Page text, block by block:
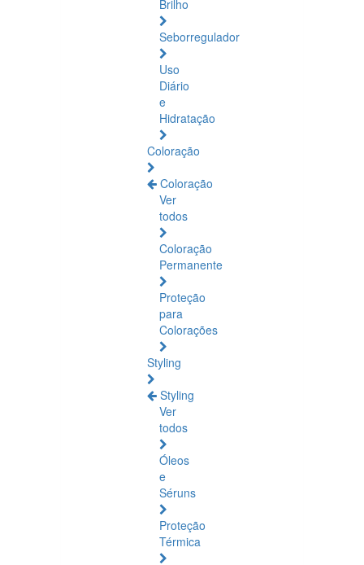
Brilho
Seborregulador
Uso
Diário
e
Hidratação
Coloração
Coloração
Ver
todos
Coloração
Permanente
Proteção
para
Colorações
Styling
Styling
Ver
todos
Óleos
e
Séruns
Proteção
Térmica